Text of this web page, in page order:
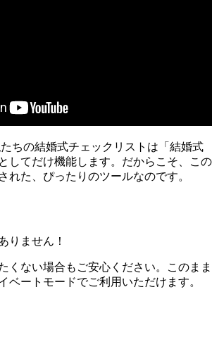
ちの結婚式チェックリストは「結婚式
してだけ機能します。だからこそ、この
れた、ぴったりのツールなのです。
りません！
くない場合もご安心ください。このまま
ベートモードでご利用いただけます。